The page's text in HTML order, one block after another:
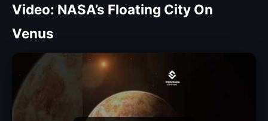
Video: NASA’s Floating City On
Venus